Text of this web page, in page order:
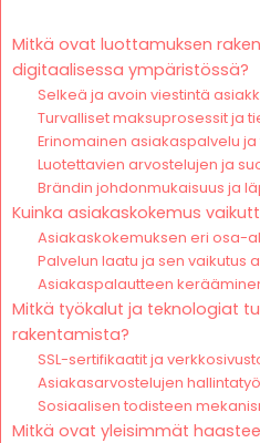
Mitkä ovat luottamuksen
digitaalisessa ympäristössä?
Selkeä ja avoin viestintä
Turvalliset maksuprosessit ja
Erinomainen asiakaspalvelu ja
Luotettavien arvostelujen ja
Brändin johdonmukaisuus ja
Kuinka asiakaskokemus
Asiakaskokemuksen eri osa-
Palvelun laatu ja sen vaikutus
Asiakaspalautteen
Mitkä työkalut ja teknologiat
rakentamista?
SSL-sertifikaatit ja
Asiakasarvostelujen
Sosiaalisen todisteen
Mitkä ovat yleisimmät